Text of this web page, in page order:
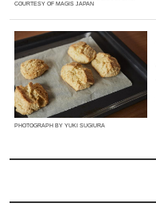
COURTESY OF MAGIS JAPAN
PHOTOGRAPH BY YUKI SUGIURA